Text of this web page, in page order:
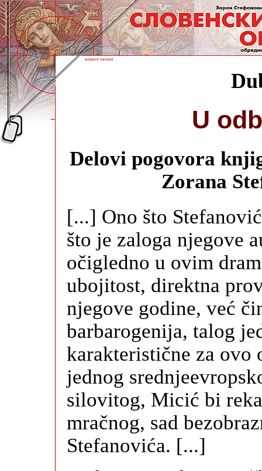
U
Delovi pogovora
Zorana
[...] Ono što
što je zaloga njegove
očigledno u ovim
ubojitost, direktna
njegove godine, već
barbarogenija, talog
karakteristične za ovo
jednog
silovitog, Micić bi
mračnog, sad
Stefanovića. [...]